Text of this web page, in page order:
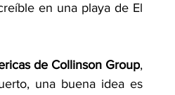
en una playa de El
de Collinson Group,
una buena idea es